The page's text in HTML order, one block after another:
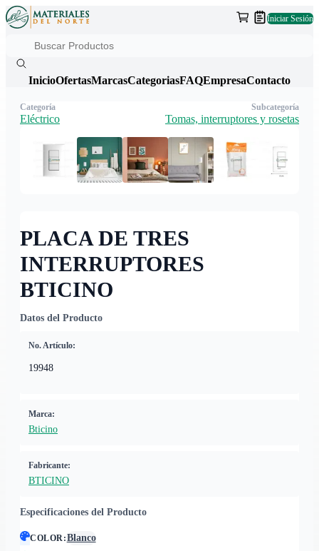
Iniciar Sesión
InicioOfertasMarcasCategoriasFAQEmpresaContacto
PLACA DE TRES
INTERRUPTORES
BTICINO
Datos del Producto
No. Artículo:
19948
Marca:
Bticino
Fabricante:
BTICINO
Especificaciones del Producto
COLOR:Blanco
Categoría
Eléctrico
Subcategoría
Tomas, interruptores y rosetas